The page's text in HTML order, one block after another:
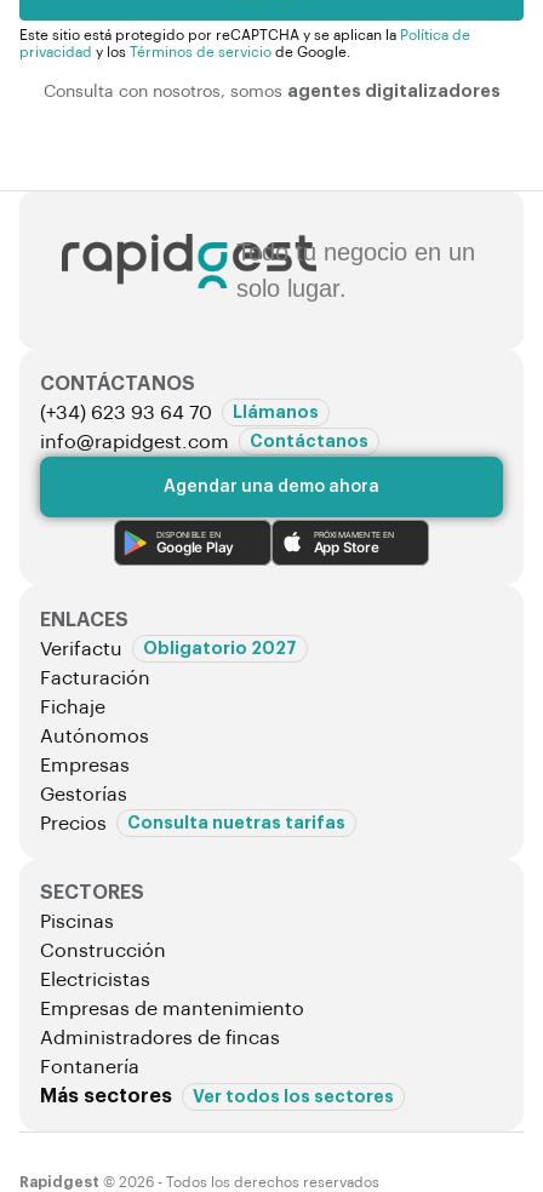
e
Este sitio está protegido por reCAPTCHA y se aplican la Política de
privacidad y los Términos de servicio de Google.
Consulta con nosotros, somos agentes digitalizadores
Todo tu negocio en un
solo lugar.
CONTÁCTANOS
(+34) 623 93 64 70
Llámanos
info@rapidgest.com Contáctanos
Agendar una demo ahora
DISPONIBLE EN
Google Play
PRÓXIMAMENTE EN
App Store
ENLACES
Verifactu
Obligatorio 2027
Facturación
Fichaje
Autónomos
Empresas
Gestorías
Precios
Consulta nuetras tarifas
SECTORES
Piscinas
Construcción
Electricistas
Empresas de mantenimiento
Administradores de fincas
Fontanería
Más sectores
Ver todos los sectores
Rapidgest © 2026 - Todos los derechos reservados